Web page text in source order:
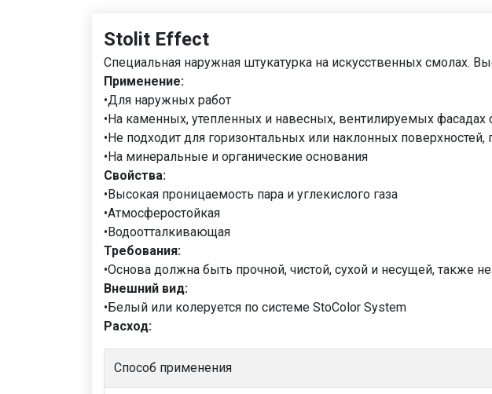
Stolit Effect
Специальная наружная штукатурка на искусственных смолах.
Применение:
•Для наружных работ
•На каменных, утепленных и навесных, вентилируемых фасадах
•Не подходит для горизонтальных или наклонных
•На минеральные и органические основания
Свойства:
•Высокая проницаемость пара и углекислого газа
•Атмосферостойкая
•Водоотталкивающая
Требования:
•Основа должна быть прочной, чистой, сухой и несущей, также
Внешний вид:
•Белый или колеруется по системе StoColor System
Расход:
Способ применения